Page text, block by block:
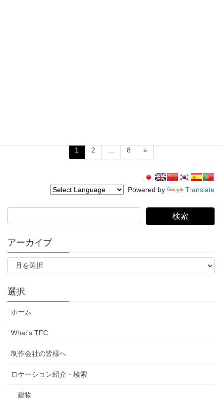
投
ゲ
ー
ョ
ン
固
定
ー
ジ
1
固
定
ー
ジ
2 …
固
定
8 »
Powered by Translate
索:
アーカイブ
ア
イ
選択
ホーム
What’s TFC
制作会社の皆様へ
ロケーション紹介・検索
建物